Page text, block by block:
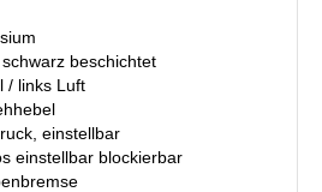
beschichtet
/ links Luft
einstellbar
einstellbar blockierbar